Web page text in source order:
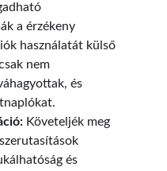
a érzékeny
használatát külső
nem
és
Követeljék meg
és